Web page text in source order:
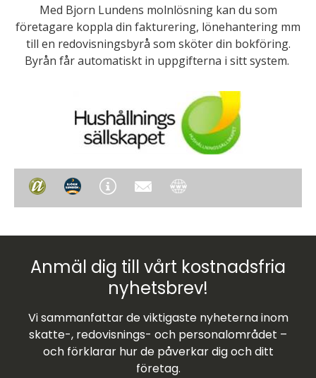
Med Bjorn Lundens molnlösning kan du som
företagare koppla din fakturering, lönehantering mm
till en redovisningsbyrå som sköter din bokföring.
Byrån får automatiskt in uppgifterna i sitt system.
Anmäl dig till vårt kostnadsfria
nyhetsbrev!
Vi sammanfattar de viktigaste nyheterna inom
skatte-, redovisnings- och personalområdet –
och förklarar hur de påverkar dig och ditt
företag.